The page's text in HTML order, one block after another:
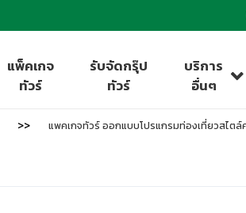
แพ็คเกจ
ทัวร์
รับจัดกรุ๊ป
ทัวร์
บริการ
อื่นๆ
แพคเกจทัวร์ ออกแบบโปรแกรมท่องเที่ยวสไต